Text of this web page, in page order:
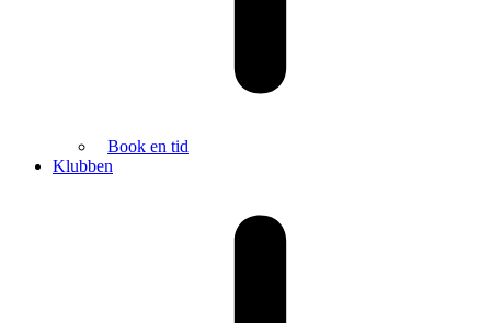
Book en tid
Klubben